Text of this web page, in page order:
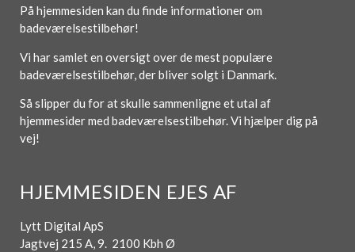
På hjemmesiden kan du finde informationer om
badeværelsestilbehør!
Vi har samlet en oversigt over de mest populære
badeværelsestilbehør, der bliver solgt i Danmark.
Så slipper du for at skulle sammenligne et utal af
hjemmesider med badeværelsestilbehør. Vi hjælper dig på
vej!
HJEMMESIDEN EJES AF
Lytt Digital ApS
Jagtvej 215 A, 9. 2100 Kbh Ø